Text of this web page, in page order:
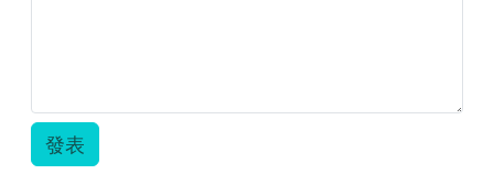
發表